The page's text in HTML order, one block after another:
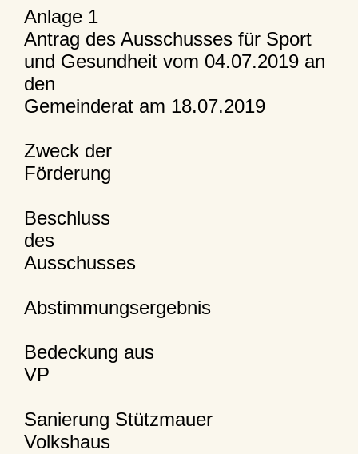
Anlage 1
Antrag des Ausschusses für Sport
und Gesundheit vom 04.07.2019 an
den
Gemeinderat am 18.07.2019
Zweck der
Förderung
Beschluss
des
Ausschusses
Abstimmungsergebnis
Bedeckung aus
VP
Sanierung Stützmauer
Volkshaus